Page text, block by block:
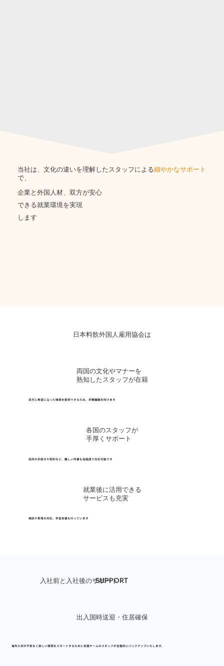
当社は、文化の違いを理解したスタッフによる細やかなサポート
で、
企業と外国人材、双方が安心
できる就業環境を実現
します
日本料飲外国人雇用協会は
両国の文化やマナーを
熟知したスタッフが在籍
双方に希望に沿った環境を提供できるため、早期離職を防げます
各国のスタッフが
手厚くサポート
役所の手続きや契約など、難しい作業も母国語で対応可能です
就業後に活用できる
サービスも充実
相談や苦情の対応、学習支援も行っています
SUPPORT
入社前と入社後のサポート
出入国時送迎・住居確保
海外人材が不安なく新しい環境をスタートするために支援チームのスタッフが全面的にバックアップいたします。